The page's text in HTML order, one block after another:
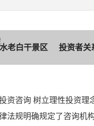
老白干景区 投资者关
资咨询 树立理性投资理
法规明确规定了咨询